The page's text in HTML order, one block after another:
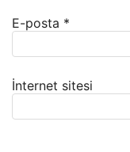
E-posta *
İnternet sitesi